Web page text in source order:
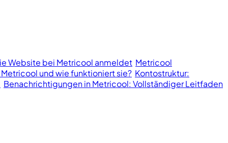
Website bei Metricool anmeldet Metricool
Metricool und wie funktioniert sie? Kontostruktur:
Benachrichtigungen in Metricool: Vollständiger Leitfaden